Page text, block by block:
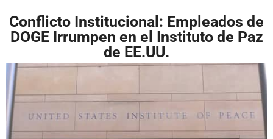
Conflicto Institucional: Empleados de
DOGE Irrumpen en el Instituto de Paz
de EE.UU.